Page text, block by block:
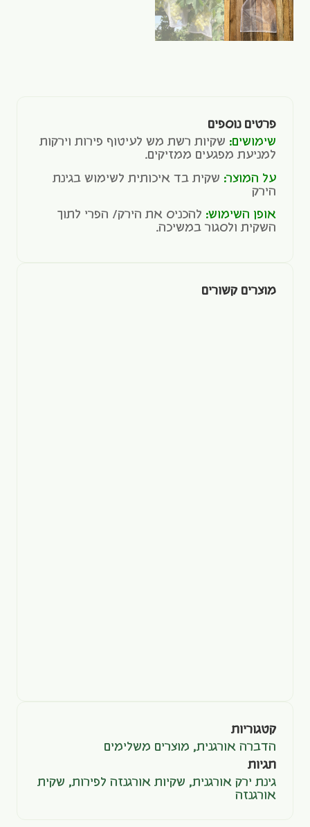
פרטים נוספים
שימושים: שקיות רשת מש לעיטוף פירות וירקות
למניעת מפגעים ממזיקים.
על המוצר: שקית בד איכותית לשימוש בגינת
הירק
אופן השימוש: להכניס את הירק/ הפרי לתוך
השקית ולסגור במשיכה.
מוצרים קשורים
קטגוריות
הדברה אורגנית, מוצרים משלימים
תגיות
גינת ירק אורגנית, שקיות אורגנזה לפירות, שקית
אורגנזה